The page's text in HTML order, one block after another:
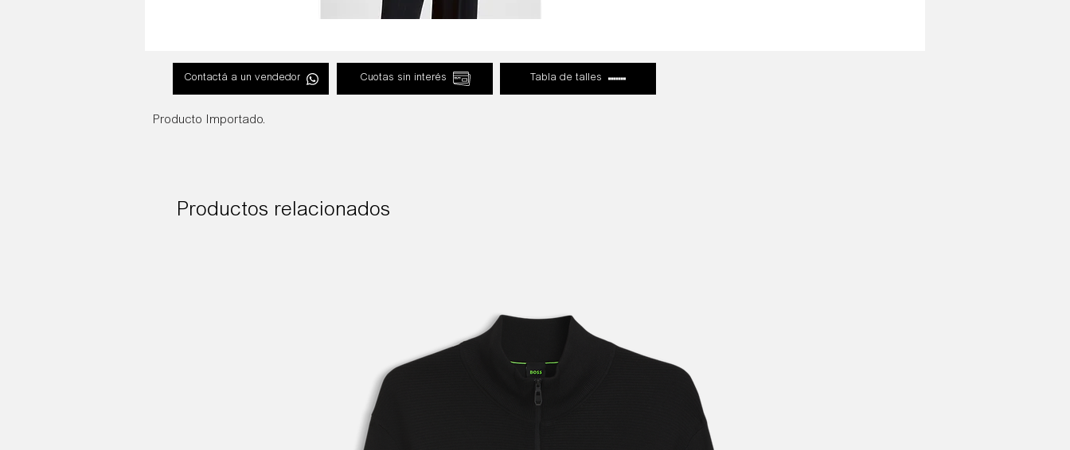
Contactá a un vendedor Cuotas sin interés Tabla de talles
Producto Importado.
Productos relacionados